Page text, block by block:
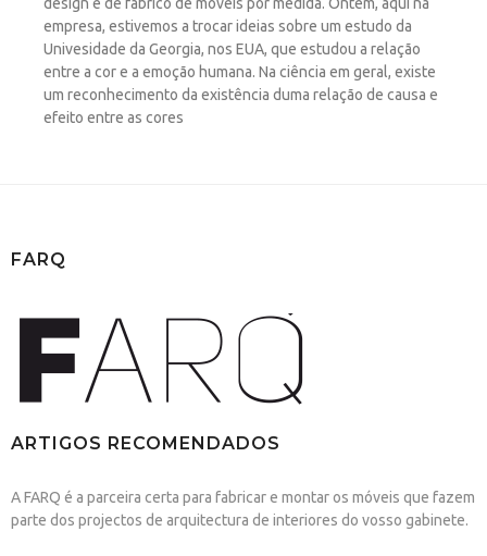
empresa, estivemos a trocar ideias sobre um estudo da
Univesidade da Georgia, nos EUA, que estudou a relação
entre a cor e a emoção humana. Na ciência em geral, existe
um reconhecimento da existência duma relação de causa e
efeito entre as cores
FARQ
ARTIGOS RECOMENDADOS
A FARQ é a parceira certa para fabricar e montar os móveis que fazem
parte dos projectos de arquitectura de interiores do vosso gabinete.